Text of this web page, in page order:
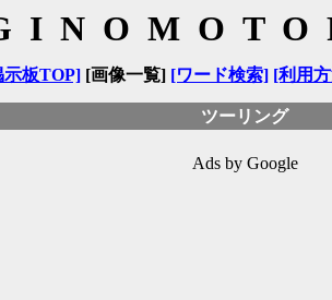
示板TOP][画像一覧] [ワード検索] [利用
ツーリング
Ads by Google